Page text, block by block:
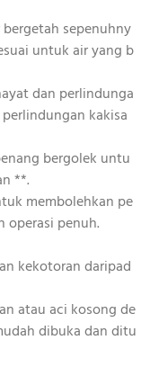
sepenuhny
untuk air yang b
dan perlindunga
kakisa
bergolek untu
**.
membolehkan pe
operasi penuh.
kekotoran daripad
atau aci kosong de
dibuka dan ditu